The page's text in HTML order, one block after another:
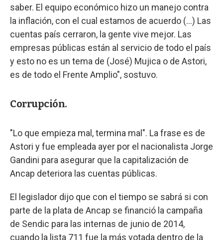
saber. El equipo económico hizo un manejo contra
la inflación, con el cual estamos de acuerdo (…) Las
cuentas país cerraron, la gente vive mejor. Las
empresas públicas están al servicio de todo el país
y esto no es un tema de (José) Mujica o de Astori,
es de todo el Frente Amplio", sostuvo.
Corrupción.
"Lo que empieza mal, termina mal". La frase es de
Astori y fue empleada ayer por el nacionalista Jorge
Gandini para asegurar que la capitalización de
Ancap deteriora las cuentas públicas.
El legislador dijo que con el tiempo se sabrá si con
parte de la plata de Ancap se financió la campaña
de Sendic para las internas de junio de 2014,
cuando la lista 711 fue la más votada dentro de la